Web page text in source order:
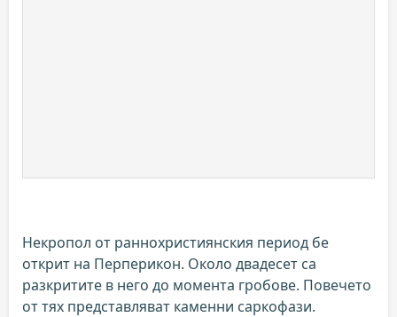
Некропол от раннохристиянския период бе
открит на Перперикон. Около двадесет са
разкритите в него до момента гробове. Повечето
от тях представляват каменни саркофази.